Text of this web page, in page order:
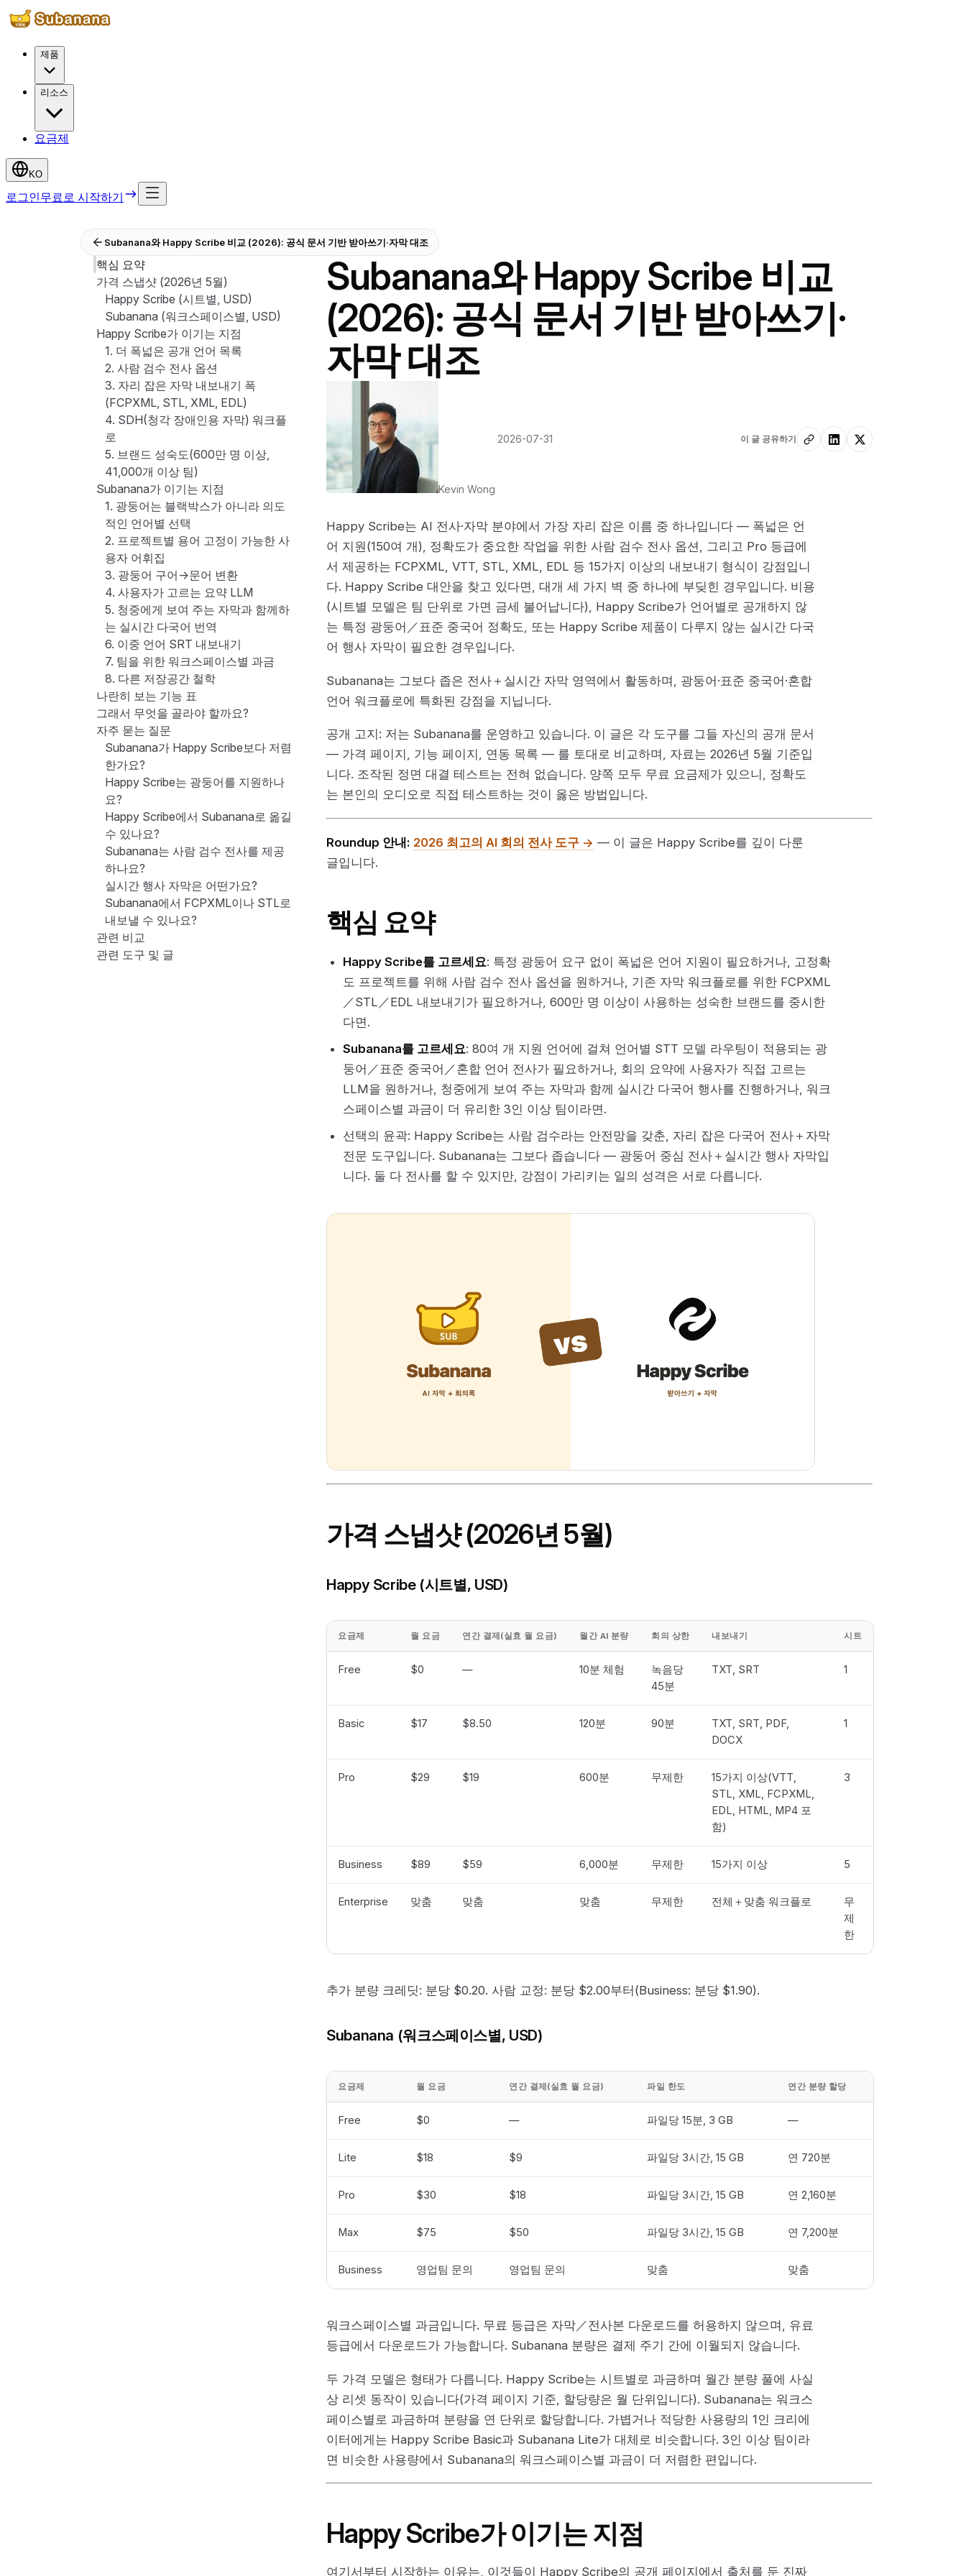
제품
리소스
요금제
KO
로그인무료로 시작하기
Subanana와 Happy Scribe 비교 (2026): 공식 문서 기반 받아쓰기·자막 대조
핵심 요약
가격 스냅샷 (2026년 5월)
Happy Scribe (시트별, USD)
Subanana (워크스페이스별, USD)
Happy Scribe가 이기는 지점
1. 더 폭넓은 공개 언어 목록
2. 사람 검수 전사 옵션
3. 자리 잡은 자막 내보내기 폭
(FCPXML, STL, XML, EDL)
4. SDH(청각 장애인용 자막) 워크플
로
5. 브랜드 성숙도(600만 명 이상,
41,000개 이상 팀)
Subanana가 이기는 지점
1. 광둥어는 블랙박스가 아니라 의도
적인 언어별 선택
2. 프로젝트별 용어 고정이 가능한 사
용자 어휘집
3. 광둥어 구어→문어 변환
4. 사용자가 고르는 요약 LLM
5. 청중에게 보여 주는 자막과 함께하
는 실시간 다국어 번역
6. 이중 언어 SRT 내보내기
7. 팀을 위한 워크스페이스별 과금
8. 다른 저장공간 철학
나란히 보는 기능 표
그래서 무엇을 골라야 할까요?
자주 묻는 질문
Subanana가 Happy Scribe보다 저렴
한가요?
Happy Scribe는 광둥어를 지원하나
요?
Happy Scribe에서 Subanana로 옮길
수 있나요?
Subanana는 사람 검수 전사를 제공
하나요?
실시간 행사 자막은 어떤가요?
Subanana에서 FCPXML이나 STL로
내보낼 수 있나요?
관련 비교
관련 도구 및 글
Subanana와 Happy Scribe 비교
(2026): 공식 문서 기반 받아쓰기·
자막 대조
Kevin Wong
·2026-07-31 이 글 공유하기
Happy Scribe는 AI 전사·자막 분야에서 가장 자리 잡은 이름 중 하나입니다 — 폭넓은 언
어 지원(150여 개), 정확도가 중요한 작업을 위한 사람 검수 전사 옵션, 그리고 Pro 등급에
서 제공하는 FCPXML, VTT, STL, XML, EDL 등 15가지 이상의 내보내기 형식이 강점입니
다. Happy Scribe 대안을 찾고 있다면, 대개 세 가지 벽 중 하나에 부딪힌 경우입니다. 비용
(시트별 모델은 팀 단위로 가면 금세 불어납니다), Happy Scribe가 언어별로 공개하지 않
는 특정 광둥어／표준 중국어 정확도, 또는 Happy Scribe 제품이 다루지 않는 실시간 다국
어 행사 자막이 필요한 경우입니다.
Subanana는 그보다 좁은 전사＋실시간 자막 영역에서 활동하며, 광둥어·표준 중국어·혼합
언어 워크플로에 특화된 강점을 지닙니다.
공개 고지: 저는 Subanana를 운영하고 있습니다. 이 글은 각 도구를 그들 자신의 공개 문서
— 가격 페이지, 기능 페이지, 연동 목록 — 를 토대로 비교하며, 자료는 2026년 5월 기준입
니다. 조작된 정면 대결 테스트는 전혀 없습니다. 양쪽 모두 무료 요금제가 있으니, 정확도
는 본인의 오디오로 직접 테스트하는 것이 옳은 방법입니다.
Roundup 안내: 2026 최고의 AI 회의 전사 도구 → — 이 글은 Happy Scribe를 깊이 다룬
글입니다.
핵심 요약
Happy Scribe를 고르세요: 특정 광둥어 요구 없이 폭넓은 언어 지원이 필요하거나, 고정확
도 프로젝트를 위해 사람 검수 전사 옵션을 원하거나, 기존 자막 워크플로를 위한 FCPXML
／STL／EDL 내보내기가 필요하거나, 600만 명 이상이 사용하는 성숙한 브랜드를 중시한
다면.
Subanana를 고르세요: 80여 개 지원 언어에 걸쳐 언어별 STT 모델 라우팅이 적용되는 광
둥어／표준 중국어／혼합 언어 전사가 필요하거나, 회의 요약에 사용자가 직접 고르는
LLM을 원하거나, 청중에게 보여 주는 자막과 함께 실시간 다국어 행사를 진행하거나, 워크
스페이스별 과금이 더 유리한 3인 이상 팀이라면.
선택의 윤곽: Happy Scribe는 사람 검수라는 안전망을 갖춘, 자리 잡은 다국어 전사＋자막
전문 도구입니다. Subanana는 그보다 좁습니다 — 광둥어 중심 전사＋실시간 행사 자막입
니다. 둘 다 전사를 할 수 있지만, 강점이 가리키는 일의 성격은 서로 다릅니다.
가격 스냅샷 (2026년 5월)
Happy Scribe (시트별, USD)
요금제 월 요금 연간 결제(실효 월 요금) 월간 AI 분량 회의 상한 내보내기 시트
Free $0 — 10분 체험
녹음당
45분
TXT, SRT 1
Basic $17 $8.50 120분 90분
TXT, SRT, PDF,
DOCX
1
Pro $29 $19 600분 무제한
15가지 이상(VTT,
STL, XML, FCPXML,
EDL, HTML, MP4 포
함)
3
Business $89 $59 6,000분 무제한 15가지 이상 5
Enterprise 맞춤 맞춤 맞춤 무제한 전체＋맞춤 워크플로
무
제
한
추가 분량 크레딧: 분당 $0.20. 사람 교정: 분당 $2.00부터(Business: 분당 $1.90).
Subanana (워크스페이스별, USD)
요금제 월 요금 연간 결제(실효 월 요금) 파일 한도 연간 분량 할당
Free $0 — 파일당 15분, 3 GB —
Lite $18 $9 파일당 3시간, 15 GB 연 720분
Pro $30 $18 파일당 3시간, 15 GB 연 2,160분
Max $75 $50 파일당 3시간, 15 GB 연 7,200분
Business 영업팀 문의 영업팀 문의 맞춤 맞춤
워크스페이스별 과금입니다. 무료 등급은 자막／전사본 다운로드를 허용하지 않으며, 유료
등급에서 다운로드가 가능합니다. Subanana 분량은 결제 주기 간에 이월되지 않습니다.
두 가격 모델은 형태가 다릅니다. Happy Scribe는 시트별로 과금하며 월간 분량 풀에 사실
상 리셋 동작이 있습니다(가격 페이지 기준, 할당량은 월 단위입니다). Subanana는 워크스
페이스별로 과금하며 분량을 연 단위로 할당합니다. 가볍거나 적당한 사용량의 1인 크리에
이터에게는 Happy Scribe Basic과 Subanana Lite가 대체로 비슷합니다. 3인 이상 팀이라
면 비슷한 사용량에서 Subanana의 워크스페이스별 과금이 더 저렴한 편입니다.
Happy Scribe가 이기는 지점
여기서부터 시작하는 이유는, 이것들이 Happy Scribe의 공개 페이지에서 출처를 둔 진짜